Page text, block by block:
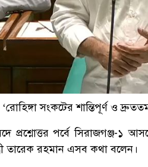
সংকটের শান্তিপূর্ণ ও
প্রশ্নোত্তর পর্বে সিরাজগঞ্জ-১
তারেক রহমান এসব কথা বলেন।